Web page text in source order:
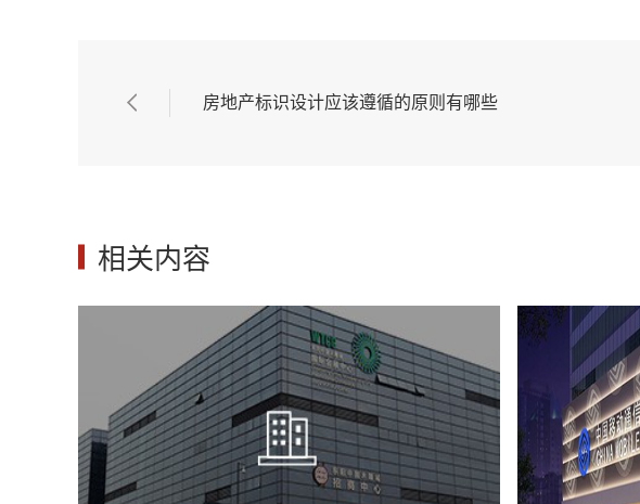
房地产标识设计应该遵循的原则有哪些
相关内容